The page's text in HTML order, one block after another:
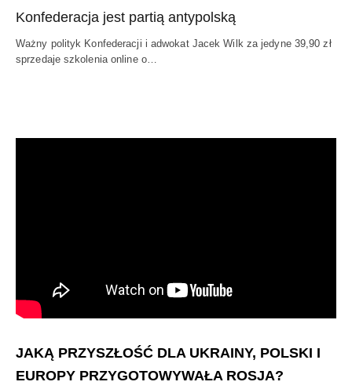
Konfederacja jest partią antypolską
Ważny polityk Konfederacji i adwokat Jacek Wilk za jedyne 39,90 zł
sprzedaje szkolenia online o…
JAKĄ PRZYSZŁOŚĆ DLA UKRAINY, POLSKI I
EUROPY PRZYGOTOWYWAŁA ROSJA?